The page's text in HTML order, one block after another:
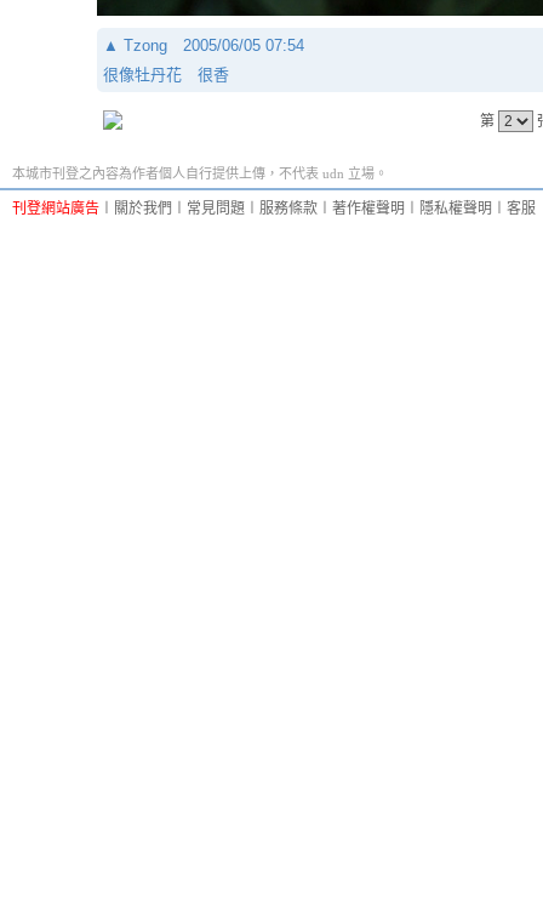
▲ Tzong
2005/06/05 07:54
很像牡丹花 很香
第
本城市刊登之內容為作者個人自行提供上傳，不代表 udn 立場。
刊登網站廣告 關於我們 常見問題 服務條款 著作權聲明 隱私權聲明 客服